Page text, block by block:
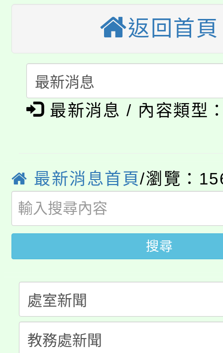
半價優惠，詳情可洽有
份教師增能研習
大溪自造教育及科技中
份教師研習
淨零綠生活教案入校路
會
115年食農教育專業人
程
「本色祭」8/29、30在
場熱烈登場!
8/21下午1時於龍潭區
開!
115年桃園市運動會8/
田徑場及游泳池舉行。
桃園市低收入戶享有免
視費優惠，中低收入戶
半價優惠，詳情可洽有
者。
大園自造教育及科技中
份教師增能研習
大溪自造教育及科技中
份教師研習
淨零綠生活教案入校路
會
115年食農教育專業人
程
返回首頁
最新消息 / 內容類型
最新消息首頁/瀏覽：
搜尋